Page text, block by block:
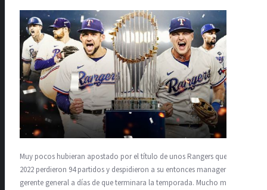
Muy pocos hubieran apostado por el título de unos Rangers que en el
2022 perdieron 94 partidos y despidieron a su entonces manager y
gerente general a días de que terminara la temporada. Mucho menos